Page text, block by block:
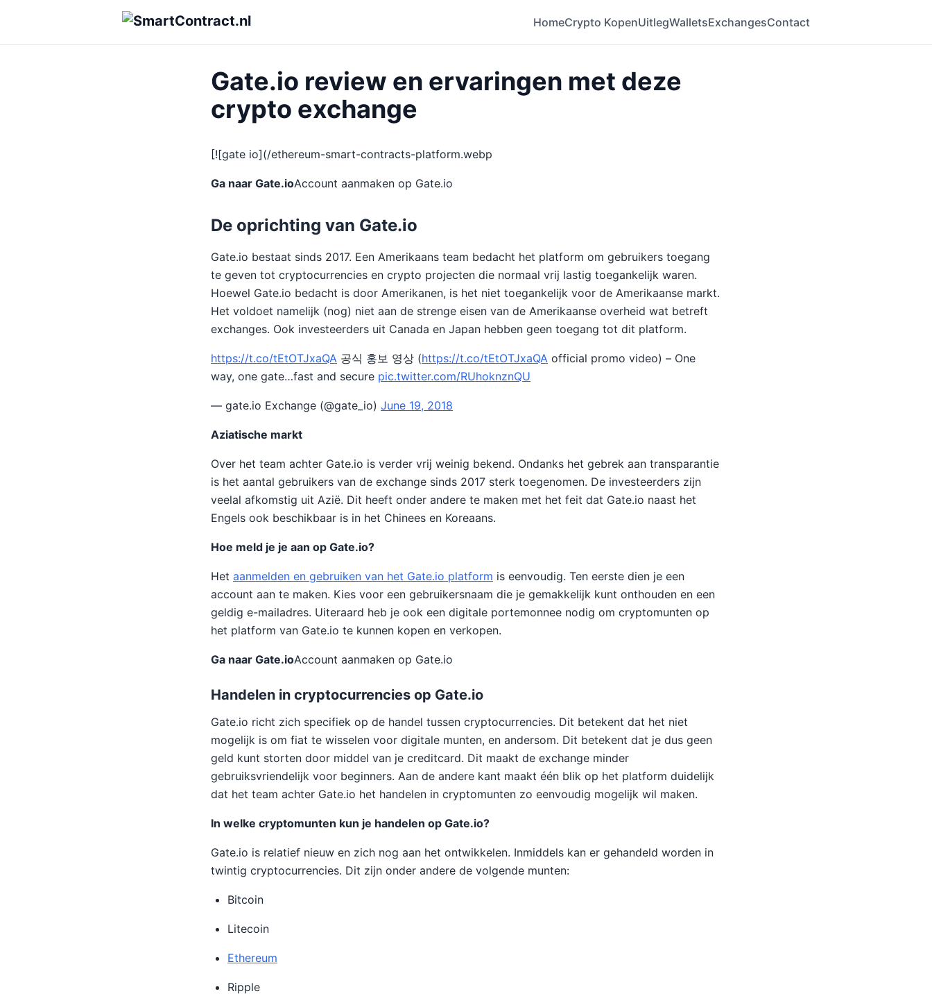
HomeCrypto KopenUitlegWalletsExchangesContact
Gate.io review en ervaringen met deze
crypto exchange
[![gate io](/ethereum-smart-contracts-platform.webp
Ga naar Gate.ioAccount aanmaken op Gate.io
De oprichting van Gate.io
Gate.io bestaat sinds 2017. Een Amerikaans team bedacht het platform om gebruikers toegang
te geven tot cryptocurrencies en crypto projecten die normaal vrij lastig toegankelijk waren.
Hoewel Gate.io bedacht is door Amerikanen, is het niet toegankelijk voor de Amerikaanse markt.
Het voldoet namelijk (nog) niet aan de strenge eisen van de Amerikaanse overheid wat betreft
exchanges. Ook investeerders uit Canada en Japan hebben geen toegang tot dit platform.
https://t.co/tEtOTJxaQA 공식 홍보 영상 (https://t.co/tEtOTJxaQA official promo video) – One
way, one gate…fast and secure pic.twitter.com/RUhoknznQU
— gate.io Exchange (@gate_io) June 19, 2018
Aziatische markt
Over het team achter Gate.io is verder vrij weinig bekend. Ondanks het gebrek aan transparantie
is het aantal gebruikers van de exchange sinds 2017 sterk toegenomen. De investeerders zijn
veelal afkomstig uit Azië. Dit heeft onder andere te maken met het feit dat Gate.io naast het
Engels ook beschikbaar is in het Chinees en Koreaans.
Hoe meld je je aan op Gate.io?
Het aanmelden en gebruiken van het Gate.io platform is eenvoudig. Ten eerste dien je een
account aan te maken. Kies voor een gebruikersnaam die je gemakkelijk kunt onthouden en een
geldig e-mailadres. Uiteraard heb je ook een digitale portemonnee nodig om cryptomunten op
het platform van Gate.io te kunnen kopen en verkopen.
Ga naar Gate.ioAccount aanmaken op Gate.io
Handelen in cryptocurrencies op Gate.io
Gate.io richt zich specifiek op de handel tussen cryptocurrencies. Dit betekent dat het niet
mogelijk is om fiat te wisselen voor digitale munten, en andersom. Dit betekent dat je dus geen
geld kunt storten door middel van je creditcard. Dit maakt de exchange minder
gebruiksvriendelijk voor beginners. Aan de andere kant maakt één blik op het platform duidelijk
dat het team achter Gate.io het handelen in cryptomunten zo eenvoudig mogelijk wil maken.
In welke cryptomunten kun je handelen op Gate.io?
Gate.io is relatief nieuw en zich nog aan het ontwikkelen. Inmiddels kan er gehandeld worden in
twintig cryptocurrencies. Dit zijn onder andere de volgende munten:
Bitcoin
Litecoin
Ethereum
Ripple